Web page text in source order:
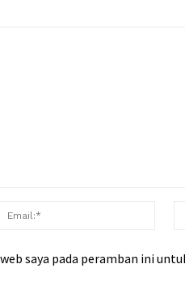
saya pada peramban ini